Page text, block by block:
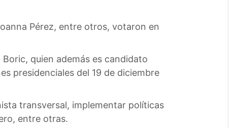
Pérez, entre otros, votaron en
quien además es candidato
presidenciales del 19 de diciembre
transversal, implementar políticas
entre otras.